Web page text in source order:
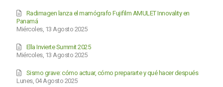
Miércoles, 13 Agosto 2025
Radimagen lanza el mamógrafo Fujifilm AMULET Innovality en
Panamá
Miércoles, 13 Agosto 2025
Ella Invierte Summit 2025
Lunes, 04 Agosto 2025
Sismo grave: cómo actuar, cómo prepararte y qué hacer después